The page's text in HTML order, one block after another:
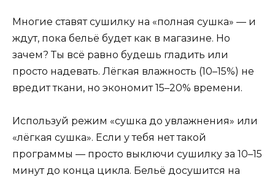
Многие ставят сушилку на «полная сушка» — и
ждут, пока бельё будет как в магазине. Но
зачем? Ты всё равно будешь гладить или
просто надевать. Лёгкая влажность (10–15%) не
вредит ткани, но экономит 15–20% времени.
Используй режим «сушка до увлажнения» или
«лёгкая сушка». Если у тебя нет такой
программы — просто выключи сушилку за 10–15
минут до конца цикла. Бельё досушится на